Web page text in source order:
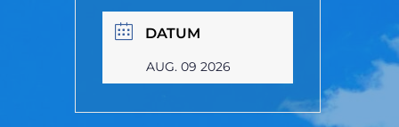
DATUM
AUG. 09 2026